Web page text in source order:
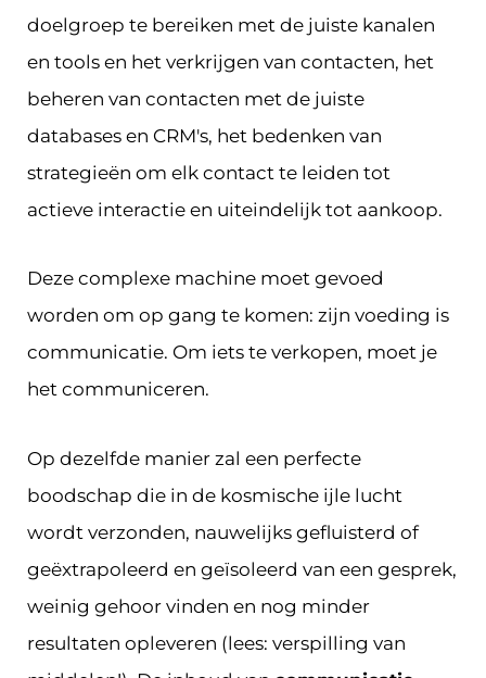
doelgroep te bereiken met de juiste kanalen
en tools en het verkrijgen van contacten, het
beheren van contacten met de juiste
databases en CRM's, het bedenken van
strategieën om elk contact te leiden tot
actieve interactie en uiteindelijk tot aankoop.
Deze complexe machine moet gevoed
worden om op gang te komen: zijn voeding is
communicatie. Om iets te verkopen, moet je
het communiceren.
Op dezelfde manier zal een perfecte
boodschap die in de kosmische ijle lucht
wordt verzonden, nauwelijks gefluisterd of
geëxtrapoleerd en geïsoleerd van een gesprek,
weinig gehoor vinden en nog minder
resultaten opleveren (lees: verspilling van